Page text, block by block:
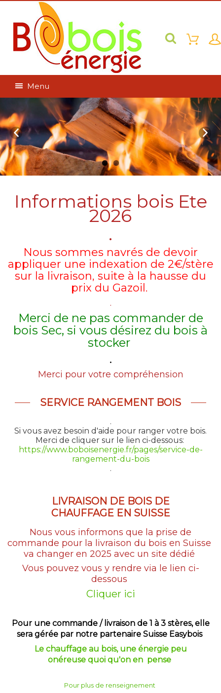
Menu
Informations bois Ete
2026
.
Nous sommes navrés de devoir
appliquer une indexation de 2€/stère
sur la livraison, suite à la hausse du
prix du Gazoil.
.
Merci de ne pas commander de
bois Sec, si vous désirez du bois à
stocker
.
Merci pour votre compréhension
SERVICE RANGEMENT BOIS
.
Si vous avez besoin d'aide pour ranger votre bois.
Merci de cliquer sur le lien ci-dessous:
https://www.boboisenergie.fr/pages/service-de-
rangement-du-bois
.
LIVRAISON DE BOIS DE
CHAUFFAGE EN SUISSE
Nous vous informons que la prise de
commande pour la livraison du bois en Suisse
va changer en 2025 avec un site dédié
Vous pouvez vous y rendre via le lien ci-
dessous
Cliquer ici
Pour une commande / livraison de 1 à 3 stères, elle
sera gérée par notre partenaire Suisse Easybois
Le chauffage au bois, une énergie peu
onéreuse quoi qu'on en pense
Pour plus de renseignement